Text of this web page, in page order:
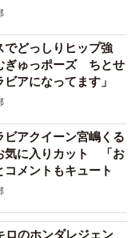
でどっしりヒップ強
ぎゅっポーズ ちとせ
アになってます」
ビアクイーン宮嶋くる
気に入りカット 「お
メントもキュート
ロのホンダレジェン